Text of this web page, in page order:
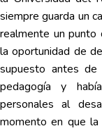
siempre guarda un
realmente un punto
la oportunidad de
supuesto antes
pedagogía y
personales al
momento en que la